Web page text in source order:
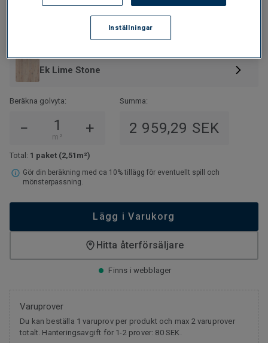
1 179SEK/M²
Ek Lime Stone
Beräkna golvyta:
− m² +
Summa:
2 959,29 SEK
Total: 1 paket (2,51m²)
Gör din beräkning med ca 10% tillägg för eventuellt spill och
mönsterpassning.
Lägg i Varukorg
Hitta återförsäljare
Finns i webblager
Varuprover
Du kan beställa 1 varuprov per produkt och max 2 varuprover
totalt. Hanteringsavgift för 1-2 prover: 80 SEK.
Inställningar